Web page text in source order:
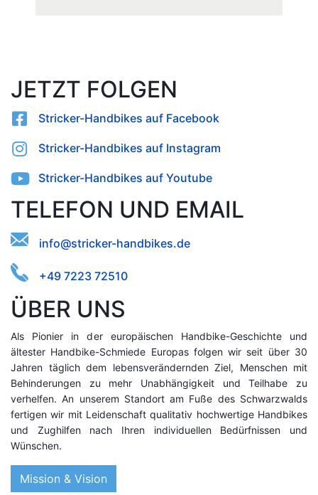
JETZT FOLGEN
Stricker-Handbikes auf Facebook
Stricker-Handbikes auf Instagram
Stricker-Handbikes auf Youtube
TELEFON UND EMAIL
oksc@a-
nesbdeidhi.tnrfirke
+49 7223 72510
ÜBER UNS
Als Pionier in der europäischen Handbike-Geschichte und
ältester Handbike-Schmiede Europas folgen wir seit über 30
Jahren täglich dem lebensverändernden Ziel, Menschen mit
Behinderungen zu mehr Unabhängigkeit und Teilhabe zu
verhelfen. An unserem Standort am Fuße des Schwarzwalds
fertigen wir mit Leidenschaft qualitativ hochwertige Handbikes
und Zughilfen nach Ihren individuellen Bedürfnissen und
Wünschen.
Mission & Vision